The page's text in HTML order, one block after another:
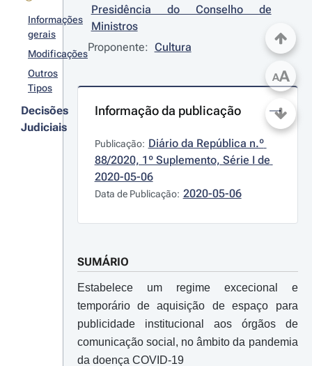
Informações
gerais
Modificações
Outros
Tipos
Decisões
Judiciais
Presidência do Conselho de
Ministros
Proponente: Cultura
Informação da publicação
Publicação: Diário da República n.º
88/2020, 1º Suplemento, Série I de
2020-05-06
Data de Publicação: 2020-05-06
SUMÁRIO
Estabelece um regime excecional e
temporário de aquisição de espaço para
publicidade institucional aos órgãos de
comunicação social, no âmbito da pandemia
da doença COVID-19
AA